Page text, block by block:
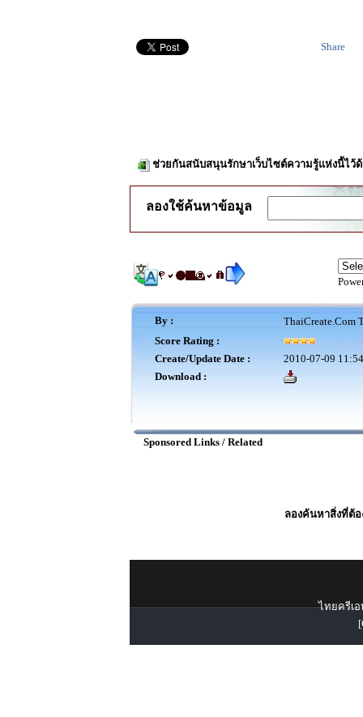
Share
ช่วยกันสนับสนุนรักษาเว็บไซต์ความรู้แห่งนี้ไว้
ลองใช้ค้นหาข้อมูล
By :
Score Rating :
Create/Update Date :
2010-07-09
Download :
Sponsored Links / Related
ลองค้นหาสิ่งที่ต้อ
ไทยครีเอ
[